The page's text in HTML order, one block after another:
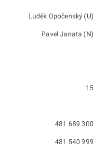
Luděk Opočenský (U)
Pavel Janata (N)
15
481 689 300
481 540 999